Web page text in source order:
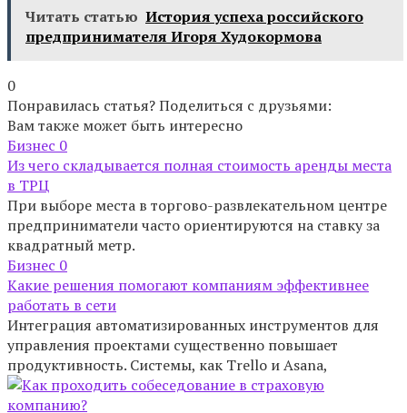
Читать статью История успеха российского
предпринимателя Игоря Худокормова
0
Понравилась статья? Поделиться с друзьями:
Вам также может быть интересно
Бизнес 0
Из чего складывается полная стоимость аренды места
в ТРЦ
При выборе места в торгово-развлекательном центре
предприниматели часто ориентируются на ставку за
квадратный метр.
Бизнес 0
Какие решения помогают компаниям эффективнее
работать в сети
Интеграция автоматизированных инструментов для
управления проектами существенно повышает
продуктивность. Системы, как Trello и Asana,